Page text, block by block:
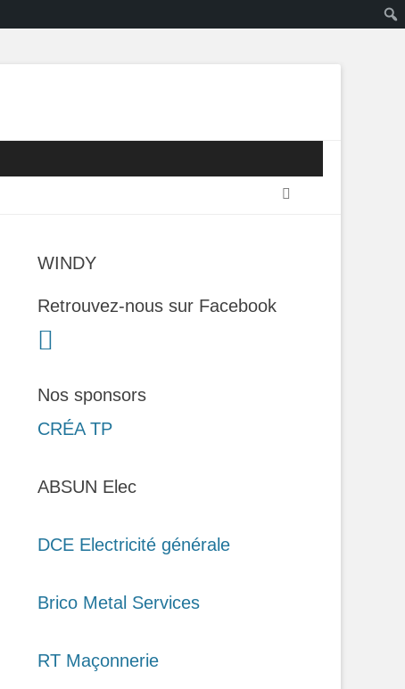
WINDY
Retrouvez-nous sur Facebook
Nos sponsors
CRÉA TP
ABSUN Elec
DCE Electricité générale
Brico Metal Services
RT Maçonnerie